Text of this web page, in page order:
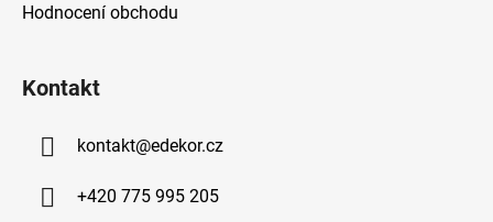
Hodnocení obchodu
Kontakt
kontakt@edekor.cz
+420 775 995 205